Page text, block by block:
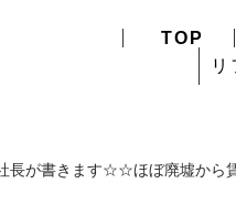
TOP
リ
が書きます☆☆ほぼ廃墟から賃